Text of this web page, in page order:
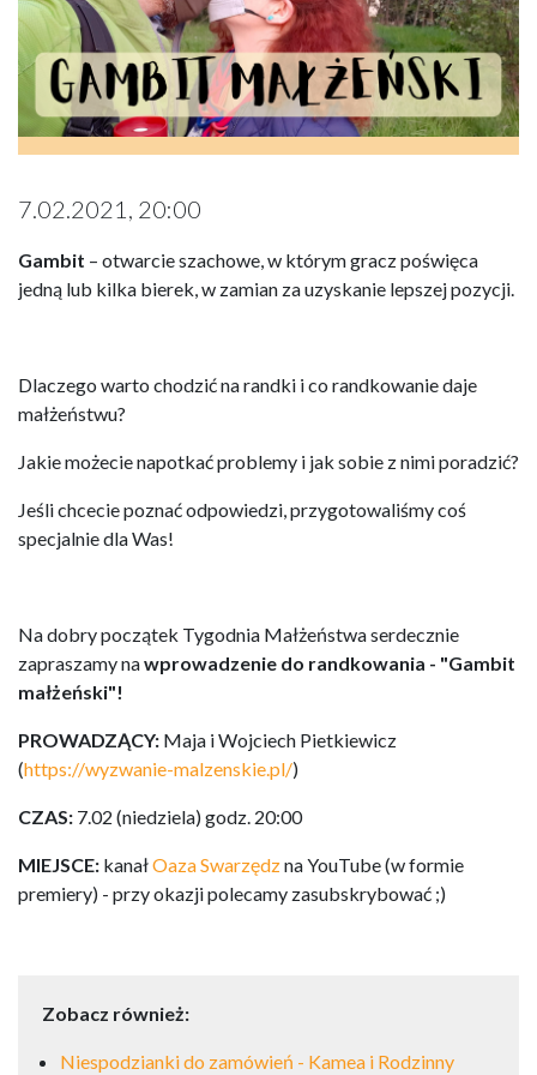
7.02.2021, 20:00
Gambit – otwarcie szachowe, w którym gracz poświęca
jedną lub kilka bierek, w zamian za uzyskanie lepszej pozycji.
Dlaczego warto chodzić na randki i co randkowanie daje
małżeństwu?
Jakie możecie napotkać problemy i jak sobie z nimi poradzić?
Jeśli chcecie poznać odpowiedzi, przygotowaliśmy coś
specjalnie dla Was!
Na dobry początek Tygodnia Małżeństwa serdecznie
zapraszamy nawprowadzenie do randkowania - "Gambit
małżeński"!
PROWADZĄCY: Maja i Wojciech Pietkiewicz
(https://wyzwanie-malzenskie.pl/)
CZAS: 7.02 (niedziela) godz. 20:00
MIEJSCE: kanałOaza Swarzędzna YouTube (w formie
premiery) - przy okazji polecamy zasubskrybować ;)
Zobacz również:
Niespodzianki do zamówień - Kamea i Rodzinny